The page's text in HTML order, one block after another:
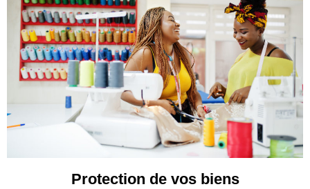
Protection de vos biens